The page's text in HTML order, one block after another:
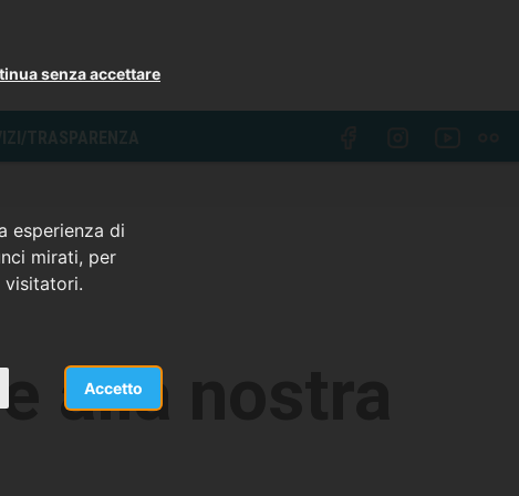
esperienza di
mirati, per
visitatori.
Accetto
senza accettare
alla nostra